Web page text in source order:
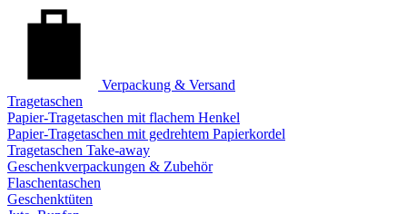
Verpackung & Versand
Tragetaschen
Papier-Tragetaschen mit flachem Henkel
Papier-Tragetaschen mit gedrehtem Papierkordel
Tragetaschen Take-away
Geschenkverpackungen & Zubehör
Flaschentaschen
Geschenktüten